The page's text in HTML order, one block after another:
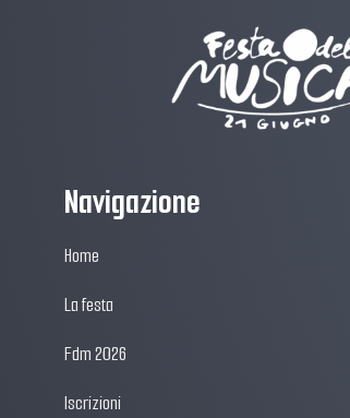
Navigazione
Home
La festa
Fdm 2026
Iscrizioni